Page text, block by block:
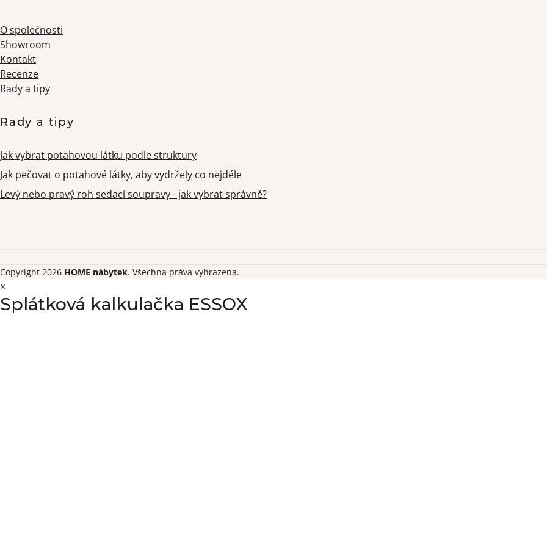
O společnosti
Showroom
Kontakt
Recenze
Rady a tipy
Rady a tipy
Jak vybrat potahovou látku podle struktury
Jak pečovat o potahové látky, aby vydržely co nejdéle
Levý nebo pravý roh sedací soupravy - jak vybrat správně?
Copyright 2026 HOME nábytek. Všechna práva vyhrazena.
×
Splátková kalkulačka ESSOX